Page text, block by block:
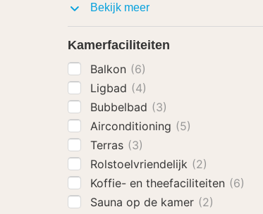
Bekijk meerFaciliteiten
Kamerfaciliteiten
Balkon (6)
Ligbad (4)
Bubbelbad (3)
Airconditioning (5)
Terras (3)
Rolstoelvriendelijk (2)
Koffie- en theefaciliteiten (6)
Sauna op de kamer (2)